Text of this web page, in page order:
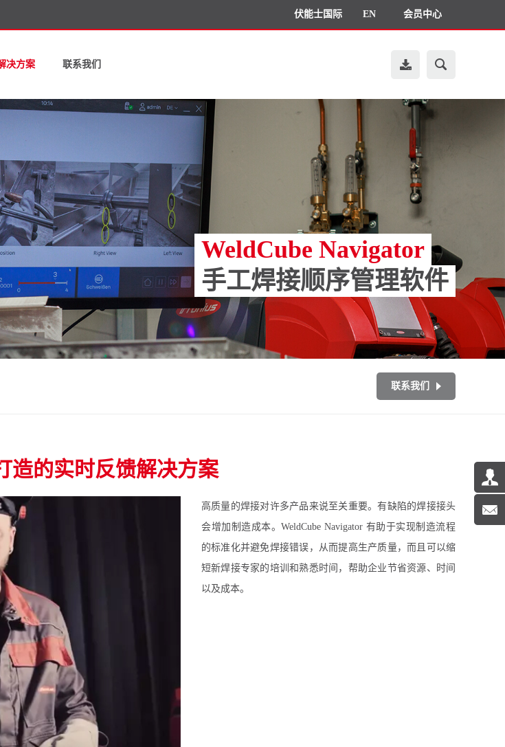
伏能士国际 EN 会员中心
决方案 联系我们
WeldCube Navigator
手工焊接顺序管理软件
联系我们
造的实时反馈解决方案
高质量的焊接对许多产品来说至关重要。有缺陷的焊接接头
会增加制造成本。WeldCube Navigator 有助于实现制造流程
的标准化并避免焊接错误，从而提高生产质量，而且可以缩
短新焊接专家的培训和熟悉时间，帮助企业节省资源、时间
以及成本。